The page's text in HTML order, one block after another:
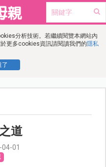
分析技術。若繼續閱覽本網站內
更多cookies資訊請閱讀我們的隱私
了
道
01